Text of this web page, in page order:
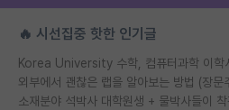
🔥 시선집중 핫한 인기글
외부에서 괜찮은 랩을 알아보는 방법 (장문
소재분야 석박사 대학원생 + 물박사들이 착